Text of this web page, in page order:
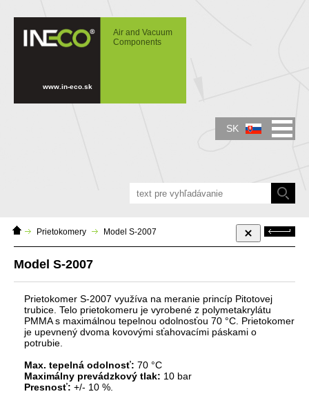
Model S-2007
Air and Vacuum
Components
www.in-eco.sk
Domáca
stránka
Prietokomery Model S-2007 Späť
Model S-2007
Prietokomer S-2007 využíva na meranie princíp Pitotovej
trubice. Telo prietokomeru je vyrobené z polymetakrylátu
PMMA s maximálnou tepelnou odolnosťou 70 °C. Prietokomer
je upevnený dvoma kovovými sťahovacími páskami o
potrubie.
Max. tepelná odolnosť: 70 °C
Maximálny prevádzkový tlak: 10 bar
Presnosť: +/- 10 %.
SK